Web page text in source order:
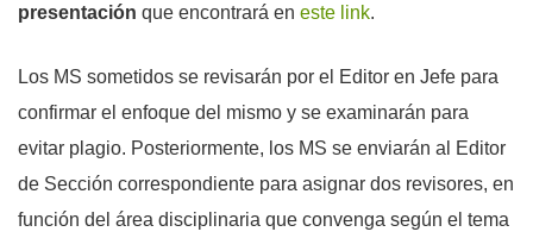
presentación que encontrará en este link.
Los MS sometidos se revisarán por el Editor en Jefe para
confirmar el enfoque del mismo y se examinarán para
evitar plagio. Posteriormente, los MS se enviarán al Editor
de Sección correspondiente para asignar dos revisores, en
función del área disciplinaria que convenga según el tema